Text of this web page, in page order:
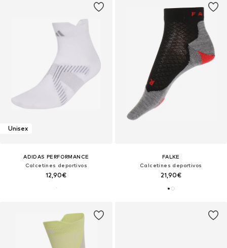
Unisex
ADIDAS PERFORMANCE
Calcetines deportivos
12,90€
FALKE
Calcetines deportivos
21,90€